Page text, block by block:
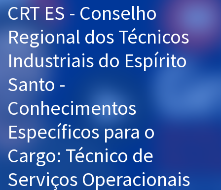
Cursos 20% OFF
Pós
Graduação
OAB
Mentorias
Questões grátis
Aprovados
CRT ES - Conselho
Regional dos Técnicos
Industriais do Espírito
Santo -
Conhecimentos
Específicos para o
Cargo: Técnico de
Serviços Operacionais